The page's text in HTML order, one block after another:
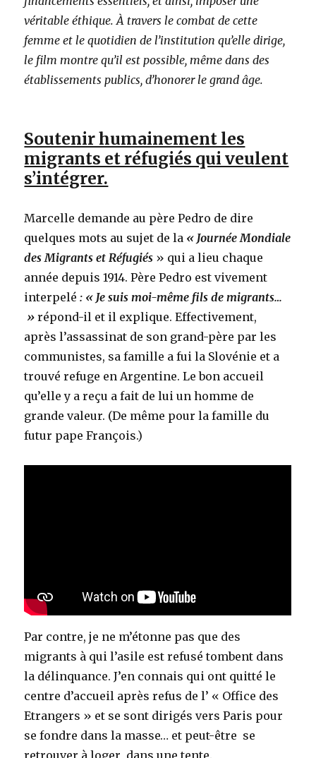
véritable éthique. À travers le combat de cette
femme et le quotidien de l’institution qu’elle dirige,
le film montre qu’il est possible, même dans des
établissements publics, d’honorer le grand âge.
Soutenir humainement les
migrants et réfugiés qui veulent
s’intégrer.
Marcelle demande au père Pedro de dire
quelques mots au sujet de la « Journée Mondiale
des Migrants et Réfugiés » qui a lieu chaque
année depuis 1914. Père Pedro est vivement
interpelé: « Je suis moi-même fils de migrants…
» répond-il et il explique. Effectivement,
après l’assassinat de son grand-père par les
communistes, sa famille a fui la Slovénie et a
trouvé refuge en Argentine. Le bon accueil
qu’elle y a reçu a fait de lui un homme de
grande valeur. (De même pour la famille du
futur pape François.)
Par contre, je ne m’étonne pas que des
migrants à qui l’asile est refusé tombent dans
la délinquance. J’en connais qui ont quitté le
centre d’accueil après refus de l’ « Office des
Etrangers » et se sont dirigés vers Paris pour
se fondre dans la masse… et peut-être se
retrouver à loger dans une tente.